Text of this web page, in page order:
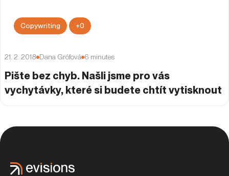
21. 2. 2018 Dana Grófová 6 minutes
Pište bez chyb. Našli jsme pro vás
vychytávky, které si budete chtít vytisknout
Copywriting +0